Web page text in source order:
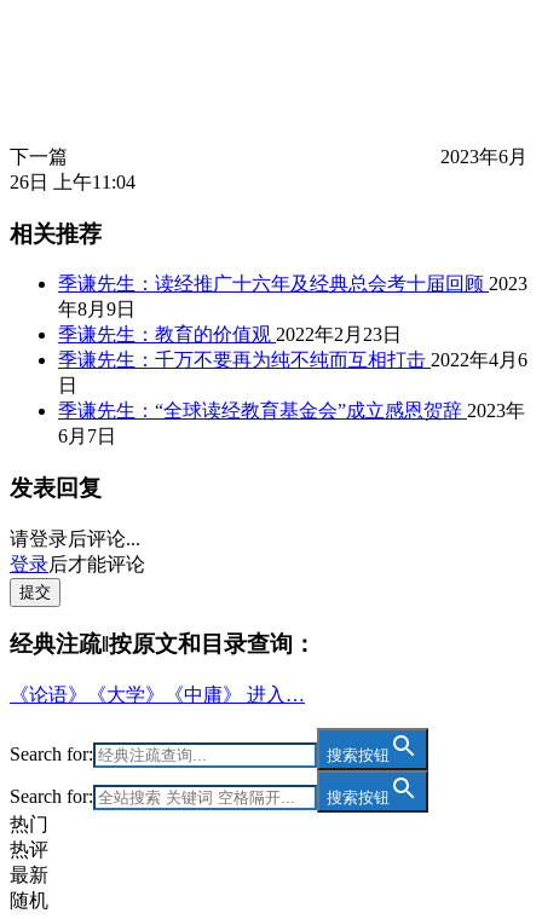
下一篇
2023年6月
26日 上午11:04
相关推荐
季谦先生：读经推广十六年及经典总会考十届回顾 2023
年8月9日
季谦先生：教育的价值观 2022年2月23日
季谦先生：千万不要再为纯不纯而互相打击 2022年4月6
日
季谦先生：“全球读经教育基金会”成立感恩贺辞 2023年
6月7日
发表回复
请登录后评论...
登录后才能评论
提交
经典注疏‖按原文和目录查询：
《论语》《大学》《中庸》 进入…
Search for: 搜索按钮
Search for: 搜索按钮
热门
热评
最新
随机